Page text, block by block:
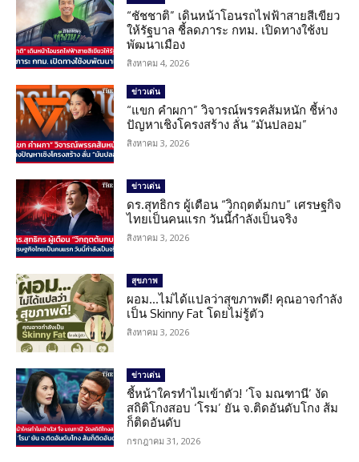
“ชัชชาติ” เดินหน้าโอนรถไฟฟ้าสายสีเขียว
ให้รัฐบาล ชี้ลดภาระ กทม. เปิดทางใช้งบ
พัฒนาเมือง
สิงหาคม 4, 2026
ข่าวเด่น
“แขก คำผกา” วิจารณ์พรรคส้มหนัก ชี้ห่าง
ปัญหาเชิงโครงสร้าง ลั่น “มันปลอม”
สิงหาคม 3, 2026
ข่าวเด่น
ดร.สุทธิกร ผู้เตือน “วิกฤตต้มกบ” เศรษฐกิจ
ไทยเป็นคนแรก วันนี้กำลังเป็นจริง
สิงหาคม 3, 2026
สุขภาพ
ผอม…ไม่ได้แปลว่าสุขภาพดี! คุณอาจกำลัง
เป็น Skinny Fat โดยไม่รู้ตัว
สิงหาคม 3, 2026
ข่าวเด่น
ชี้หน้าใครทำไมเข้าตัว! ‘โจ มณฑานี’ งัด
สถิติโกงสอบ ‘โรม’ ยัน จ.ติดอันดับโกง ส้ม
ก็ติดอันดับ
กรกฎาคม 31, 2026